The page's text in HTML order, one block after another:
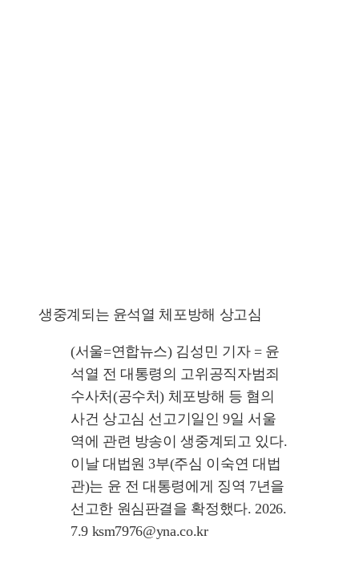
생중계되는 윤석열 체포방해 상고심
(서울=연합뉴스) 김성민 기자 = 윤
석열 전 대통령의 고위공직자범죄
수사처(공수처) 체포방해 등 혐의
사건 상고심 선고기일인 9일 서울
역에 관련 방송이 생중계되고 있다.
이날 대법원 3부(주심 이숙연 대법
관)는 윤 전 대통령에게 징역 7년을
선고한 원심판결을 확정했다. 2026.
7.9 ksm7976@yna.co.kr